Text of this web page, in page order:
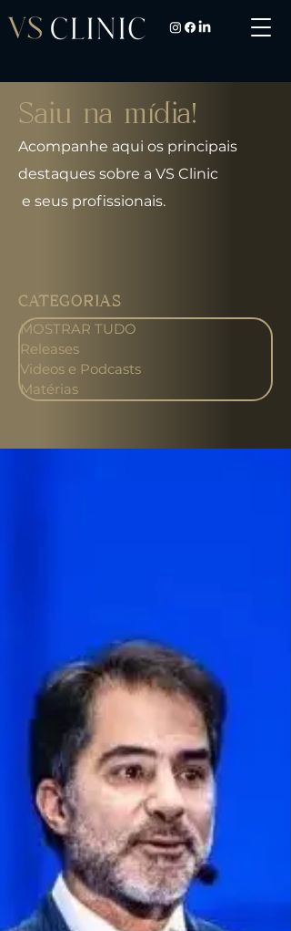
Saiu na mídia!
Acompanhe aqui os principais
destaques sobre a VS Clinic
e seus profissionais.
CATEGORIAS
MOSTRAR TUDO
Releases
Videos e Podcasts
Matérias